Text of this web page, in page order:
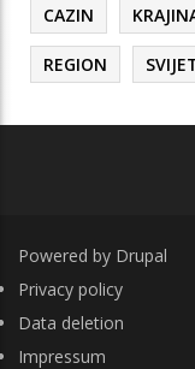
CAZIN
REGION
Powered by Drupal
FOOTER
Privacy policy
Data deletion
Impressum